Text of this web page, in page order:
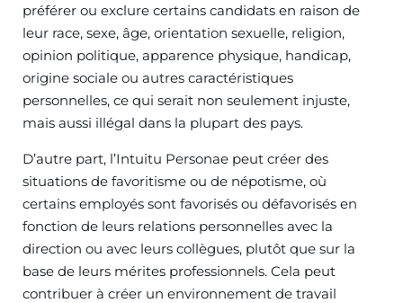
préférer ou exclure certains candidats en raison de
leur race, sexe, âge, orientation sexuelle, religion,
opinion politique, apparence physique, handicap,
origine sociale ou autres caractéristiques
personnelles, ce qui serait non seulement injuste,
mais aussi illégal dans la plupart des pays.
D’autre part, l’Intuitu Personae peut créer des
situations de favoritisme ou de népotisme, où
certains employés sont favorisés ou défavorisés en
fonction de leurs relations personnelles avec la
direction ou avec leurs collègues, plutôt que sur la
base de leurs mérites professionnels. Cela peut
contribuer à créer un environnement de travail